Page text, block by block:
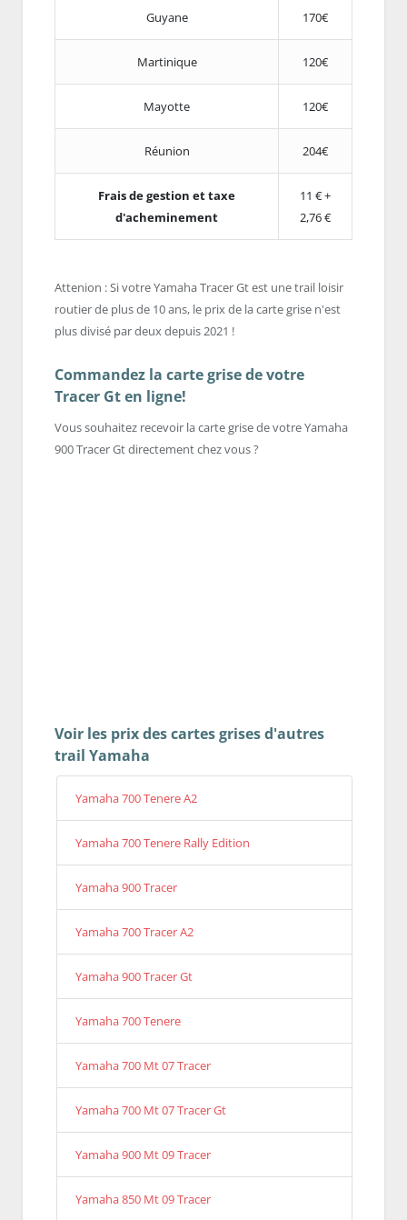
Guyane 170€
Martinique 120€
Mayotte 120€
Réunion 204€
Frais de gestion et taxe
d'acheminement
11 € +
2,76 €
Attenion : Si votre Yamaha Tracer Gt est une trail loisir
routier de plus de 10 ans, le prix de la carte grise n'est
plus divisé par deux depuis 2021 !
Commandez la carte grise de votre
Tracer Gt en ligne!
Vous souhaitez recevoir la carte grise de votre Yamaha
900 Tracer Gt directement chez vous ?
Voir les prix des cartes grises d'autres
trail Yamaha
Yamaha 700 Tenere A2
Yamaha 700 Tenere Rally Edition
Yamaha 900 Tracer
Yamaha 700 Tracer A2
Yamaha 900 Tracer Gt
Yamaha 700 Tenere
Yamaha 700 Mt 07 Tracer
Yamaha 700 Mt 07 Tracer Gt
Yamaha 900 Mt 09 Tracer
Yamaha 850 Mt 09 Tracer